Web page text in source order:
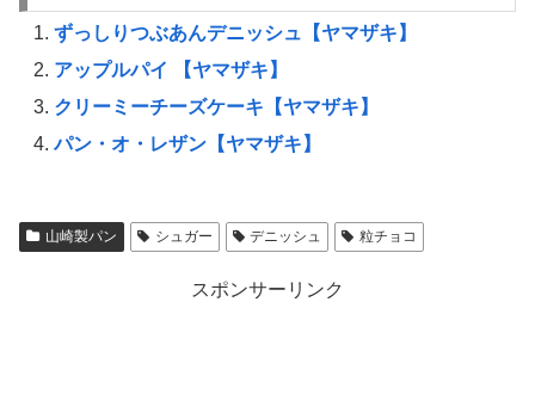
ずっしりつぶあんデニッシュ【ヤマザキ】
アップルパイ 【ヤマザキ】
クリーミーチーズケーキ【ヤマザキ】
パン・オ・レザン【ヤマザキ】
山崎製パン シュガー デニッシュ 粒チョコ
スポンサーリンク